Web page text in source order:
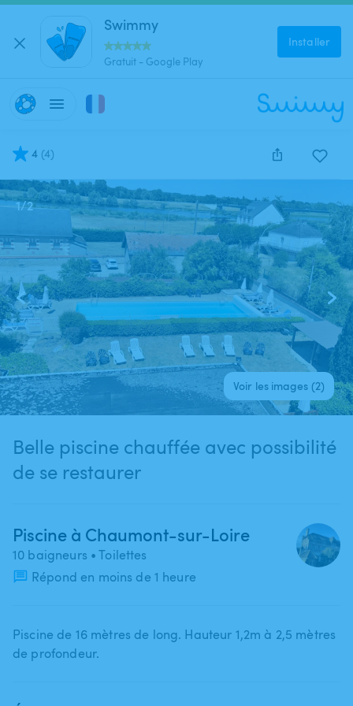
Swimmy
Gratuit - Google Play
Installer
4 (4)
1/2
Voir les images (2)
Belle piscine chauffée avec possibilité
de se restaurer
Piscine à Chaumont-sur-Loire
10 baigneurs • Toilettes
Répond en moins de 1 heure
Piscine de 16 mètres de long. Hauteur 1​,​2m à 2​,​5 mètres
de profondeur.